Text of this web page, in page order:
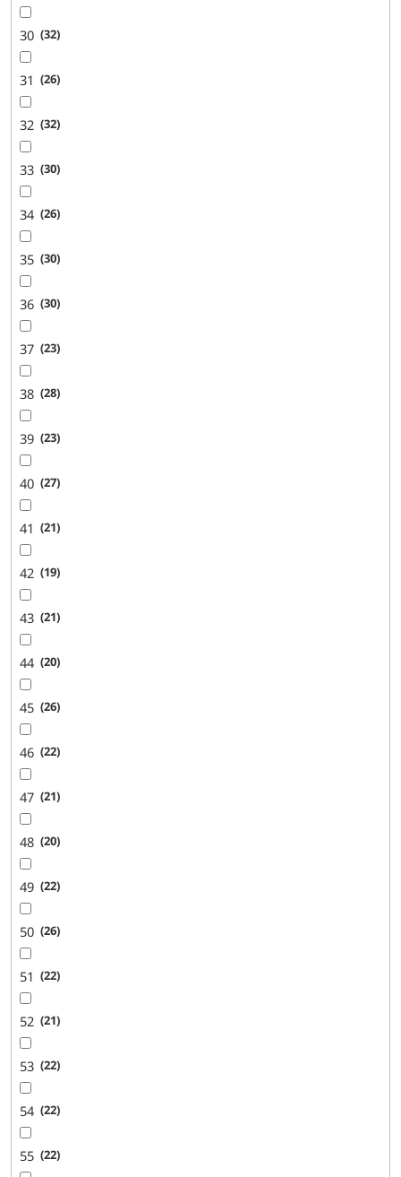
30 32
31 26
32 32
33 30
34 26
35 30
36 30
37 23
38 28
39 23
40 27
41 21
42 19
43 21
44 20
45 26
46 22
47 21
48 20
49 22
50 26
51 22
52 21
53 22
54 22
55 22